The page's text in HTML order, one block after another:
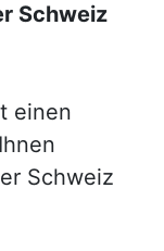
Schweiz
einen
Schweiz